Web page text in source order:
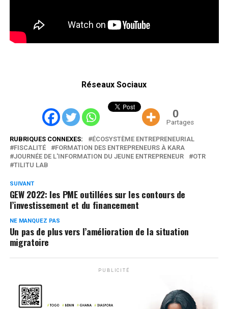
Réseaux Sociaux
0
Partages
RUBRIQUES CONNEXES:
ÉCOSYSTÈME ENTREPRENEURIAL
FISCALITÉ
FORMATION DES ENTREPRENEURS À KARA
JOURNÉE DE L'INFORMATION DU JEUNE ENTREPRENEUR
OTR
TILITU LAB
SUIVANT
GEW 2022: les PME outillées sur les contours de
l’investissement et du financement
NE MANQUEZ PAS
Un pas de plus vers l’amélioration de la situation
migratoire
PUBLICITÉ